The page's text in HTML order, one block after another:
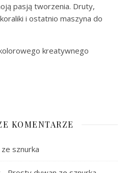
pasją tworzenia. Druty,
i ostatnio maszyna do
kreatywnego
KOMENTARZE
sznurka